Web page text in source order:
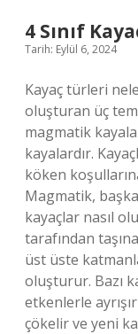
4 Sınıf
Tarih: Eylül 6, 2024
Kayaç türleri
oluşturan üç
magmatik
kayalardır.
köken
Magmatik,
kayaçlar nasıl
tarafından
üst üste
oluşturur. Bazı
etkenlerle
çökelir ve yeni